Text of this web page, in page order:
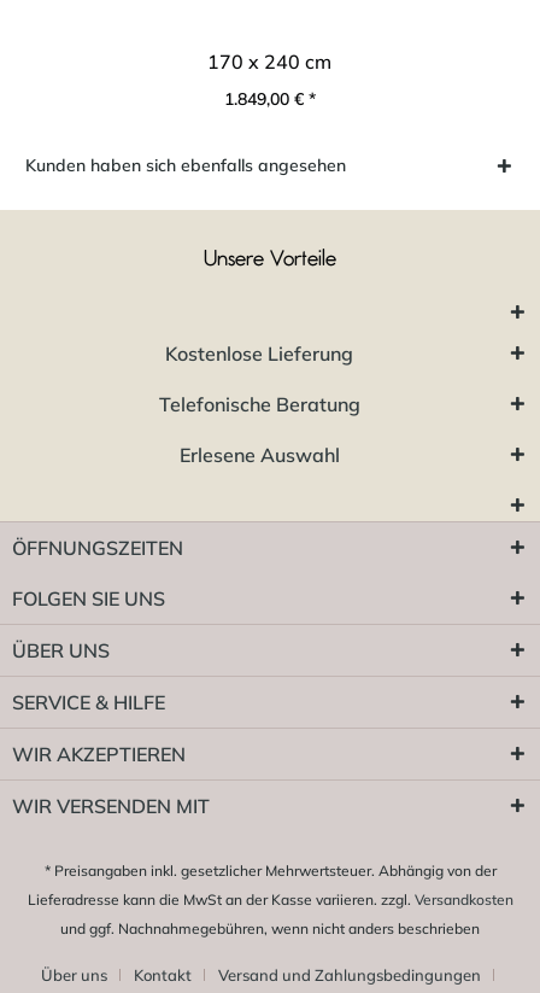
170 x 240 cm
1.849,00 € *
Kunden haben sich ebenfalls angesehen
Unsere Vorteile
Kostenlose Lieferung
Telefonische Beratung
Erlesene Auswahl
ÖFFNUNGSZEITEN
FOLGEN SIE UNS
ÜBER UNS
SERVICE & HILFE
WIR AKZEPTIEREN
WIR VERSENDEN MIT
* Preisangaben inkl. gesetzlicher Mehrwertsteuer. Abhängig von der
Lieferadresse kann die MwSt an der Kasse variieren. zzgl. Versandkosten
und ggf. Nachnahmegebühren, wenn nicht anders beschrieben
Über uns Kontakt Versand und Zahlungsbedingungen